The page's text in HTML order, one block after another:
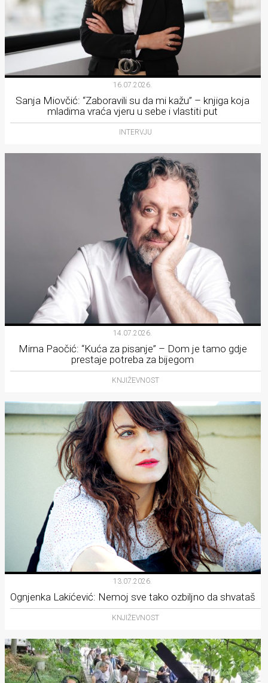
16.07.2026.
Sanja Miovčić: “Zaboravili su da mi kažu” – knjiga koja
mladima vraća vjeru u sebe i vlastiti put
INTERVJU
14.07.2026.
Mirna Paočić: “Kuća za pisanje” – Dom je tamo gdje
prestaje potreba za bijegom
KNJIŽEVNOST
13.07.2026.
Ognjenka Lakićević: Nemoj sve tako ozbiljno da shvataš
KNJIŽEVNOST